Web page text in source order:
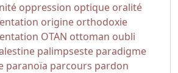
oppression optique oralité
origine orthodoxie
OTAN ottoman oubli
palimpseste paradigme
paranoïa parcours pardon